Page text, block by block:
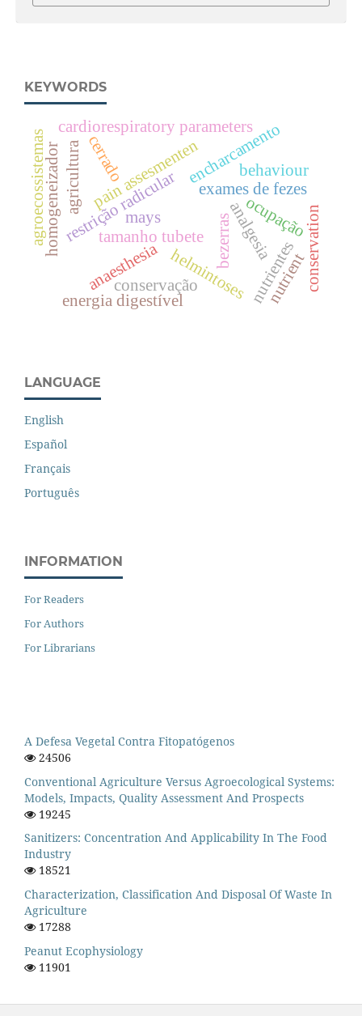
KEYWORDS
bezerras
exames de fezes
helmintoses
restrição radicular
encharcamento
tamanho tubete
anaesthesia
analgesia
cardiorespiratory parameters
pain assesmenten behaviour
homogeneizador cerrado
ocupação
agricultura
agroecossistemas
energia digestível
conservação conservation
nutrientes
nutrient
mays
LANGUAGE
English
Español
Français
Português
INFORMATION
For Readers
For Authors
For Librarians
A Defesa Vegetal Contra Fitopatógenos
24506
Conventional Agriculture Versus Agroecological Systems:
Models, Impacts, Quality Assessment And Prospects
19245
Sanitizers: Concentration And Applicability In The Food
Industry
18521
Characterization, Classification And Disposal Of Waste In
Agriculture
17288
Peanut Ecophysiology
11901